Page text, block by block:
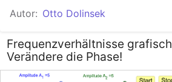
GeoGebra Classroom
Anmelden
Autor: Otto Dolinsek
Frequenzverhältnisse
Verändere die Phase!